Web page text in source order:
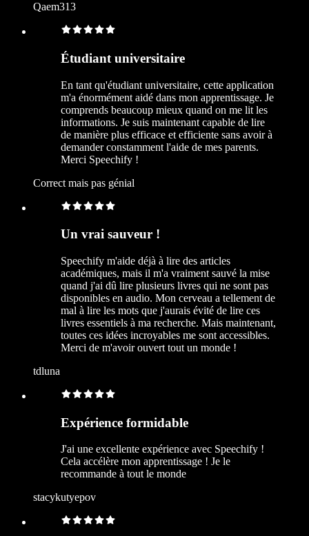
Qaem313
Étudiant universitaire
En tant qu'étudiant universitaire, cette application
m'a énormément aidé dans mon apprentissage. Je
comprends beaucoup mieux quand on me lit les
informations. Je suis maintenant capable de lire
de manière plus efficace et efficiente sans avoir à
demander constamment l'aide de mes parents.
Merci Speechify !
Correct mais pas génial
Un vrai sauveur !
Speechify m'aide déjà à lire des articles
académiques, mais il m'a vraiment sauvé la mise
quand j'ai dû lire plusieurs livres qui ne sont pas
disponibles en audio. Mon cerveau a tellement de
mal à lire les mots que j'aurais évité de lire ces
livres essentiels à ma recherche. Mais maintenant,
toutes ces idées incroyables me sont accessibles.
Merci de m'avoir ouvert tout un monde !
tdluna
Expérience formidable
J'ai une excellente expérience avec Speechify !
Cela accélère mon apprentissage ! Je le
recommande à tout le monde
stacykutyepov